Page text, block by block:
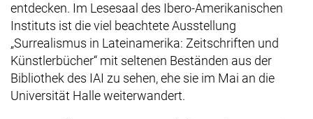
entdecken. Im Lesesaal des Ibero-Amerikanischen
Instituts ist die viel beachtete Ausstellung
„Surrealismus in Lateinamerika: Zeitschriften und
Künstlerbücher“ mit seltenen Beständen aus der
Bibliothek des IAI zu sehen, ehe sie im Mai an die
Universität Halle weiterwandert.